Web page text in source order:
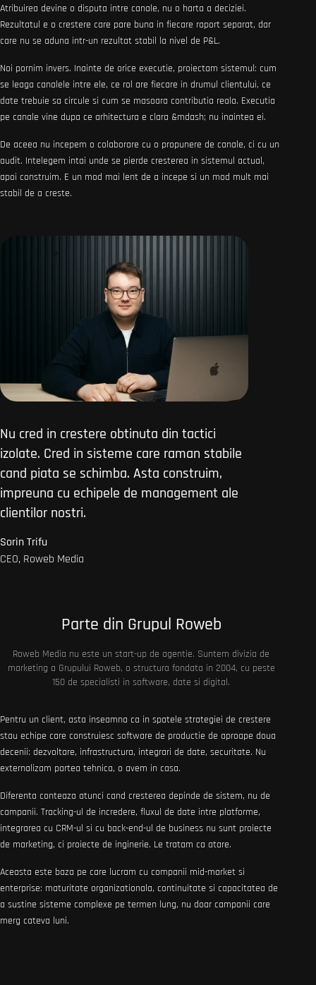
Atribuirea devine o disputa intre canale, nu o harta a deciziei.
Rezultatul e o crestere care pare buna in fiecare raport separat, dar
care nu se aduna intr-un rezultat stabil la nivel de P&L.
Noi pornim invers. Inainte de orice executie, proiectam sistemul: cum
se leaga canalele intre ele, ce rol are fiecare in drumul clientului, ce
date trebuie sa circule si cum se masoara contributia reala. Executia
pe canale vine dupa ce arhitectura e clara &mdash; nu inaintea ei.
De aceea nu incepem o colaborare cu o propunere de canale, ci cu un
audit. Intelegem intai unde se pierde cresterea in sistemul actual,
apoi construim. E un mod mai lent de a incepe si un mod mult mai
stabil de a creste.
Nu cred in crestere obtinuta din tactici
izolate. Cred in sisteme care raman stabile
cand piata se schimba. Asta construim,
impreuna cu echipele de management ale
clientilor nostri.
Sorin Trifu
CEO, Roweb Media
Parte din Grupul Roweb
Roweb Media nu este un start-up de agentie. Suntem divizia de
marketing a Grupului Roweb, o structura fondata in 2004, cu peste
150 de specialisti in software, date si digital.
Pentru un client, asta inseamna ca in spatele strategiei de crestere
stau echipe care construiesc software de productie de aproape doua
decenii: dezvoltare, infrastructura, integrari de date, securitate. Nu
externalizam partea tehnica, o avem in casa.
Diferenta conteaza atunci cand cresterea depinde de sistem, nu de
campanii. Tracking-ul de incredere, fluxul de date intre platforme,
integrarea cu CRM-ul si cu back-end-ul de business nu sunt proiecte
de marketing, ci proiecte de inginerie. Le tratam ca atare.
Aceasta este baza pe care lucram cu companii mid-market si
enterprise: maturitate organizationala, continuitate si capacitatea de
a sustine sisteme complexe pe termen lung, nu doar campanii care
merg cateva luni.